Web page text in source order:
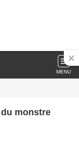
MENU
monstre